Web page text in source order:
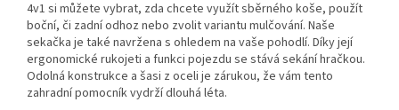
4v1 si můžete vybrat, zda chcete využít sběrného koše, použít
boční, či zadní odhoz nebo zvolit variantu mulčování. Naše
sekačka je také navržena s ohledem na vaše pohodlí. Díky její
ergonomické rukojeti a funkci pojezdu se stává sekání hračkou.
Odolná konstrukce a šasi z oceli je zárukou, že vám tento
zahradní pomocník vydrží dlouhá léta.